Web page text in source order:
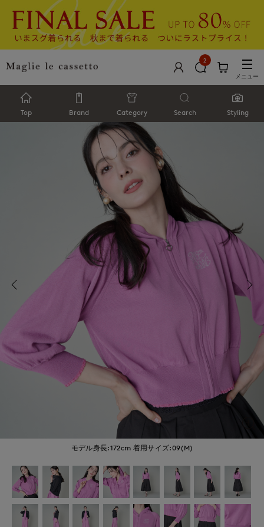
2
メニュー
Top Brand Category Search Styling
モデル身長:172cm 着用サイズ:09(M)